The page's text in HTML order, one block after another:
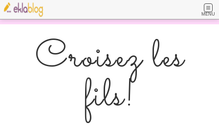
MENU
Croisez les
fils!